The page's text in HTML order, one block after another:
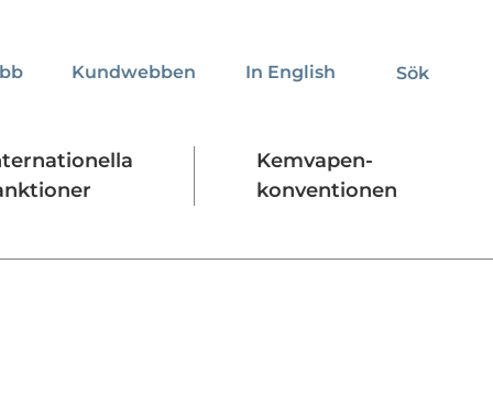
Kundwebben In English Sök
Kemvapen-
konventionen